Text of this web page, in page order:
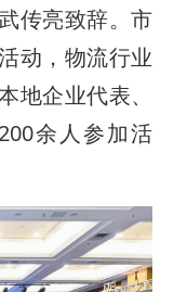
传亮致辞。市
动，物流行业
地企业代表、
余人参加活